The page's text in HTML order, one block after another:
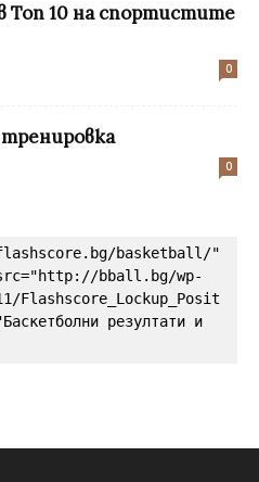
Топ 10 на спортистите
0
0
basketball/"
bball.bg/wp-
Flashscore_Lockup_Posit
резултати и